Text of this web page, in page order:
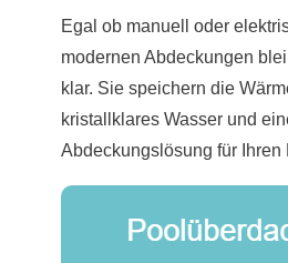
Egal ob manuell oder
modernen Abdeckungen
klar. Sie speichern die
kristallklares Wasser und
Abdeckungslösung für